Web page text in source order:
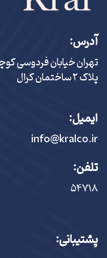
آدرس:
تهران خیابان فردوسی
پلاک ٢ ساختمان کرال
ایمیل:
info@kralco.ir
تلفن:
۵۴٧١٨
پشتیبانی: